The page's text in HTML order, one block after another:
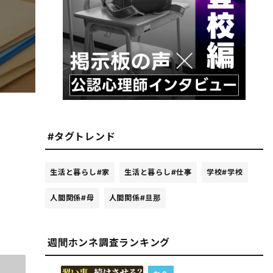
#タグトレンド
生活と暮らし#家 生活と暮らし#仕事 学校#学校
人間関係#母 人間関係#旦那
週間ホンネ調査ランキング